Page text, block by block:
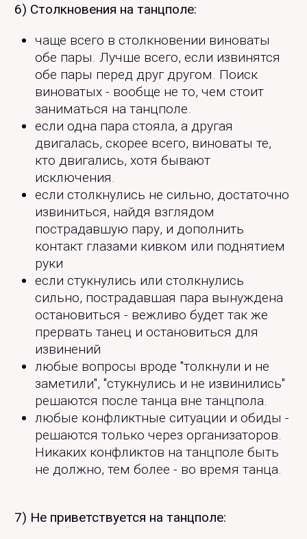
6) Столкновения на танцполе:
чаще всего в столкновении виноваты
обе пары. Лучше всего, если извинятся
обе пары перед друг другом. Поиск
виноватых - вообще не то, чем стоит
заниматься на танцполе.
если одна пара стояла, а другая
двигалась, скорее всего, виноваты те,
кто двигались, хотя бывают
исключения.
если столкнулись не сильно, достаточно
извиниться, найдя взглядом
пострадавшую пару, и дополнить
контакт глазами кивком или поднятием
руки
если стукнулись или столкнулись
сильно, пострадавшая пара вынуждена
остановиться - вежливо будет так же
прервать танец и остановиться для
извинений
любые вопросы вроде "толкнули и не
заметили", "стукнулись и не извинились"
решаются после танца вне танцпола.
любые конфликтные ситуации и обиды -
решаются только через организаторов.
Никаких конфликтов на танцполе быть
не должно, тем более - во время танца.
7) Не приветствуется на танцполе: